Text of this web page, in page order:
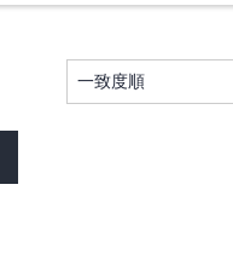
一致度順